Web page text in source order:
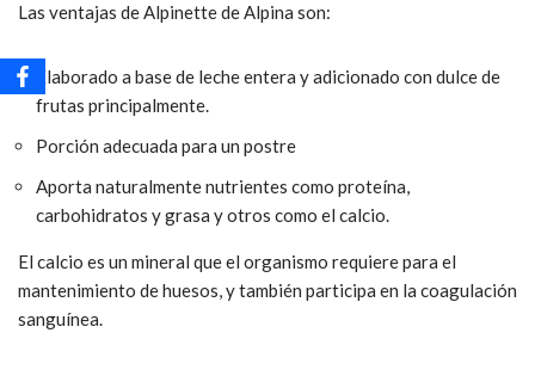
Las ventajas de Alpinette de Alpina son:
Elaborado a base de leche entera y adicionado con dulce de
frutas principalmente.
Porción adecuada para un postre
Aporta naturalmente nutrientes como proteína,
carbohidratos y grasa y otros como el calcio.
El calcio es un mineral que el organismo requiere para el
mantenimiento de huesos, y también participa en la coagulación
sanguínea.